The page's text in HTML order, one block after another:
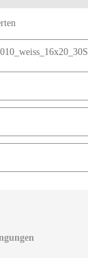
010_weiss_16x20_30S